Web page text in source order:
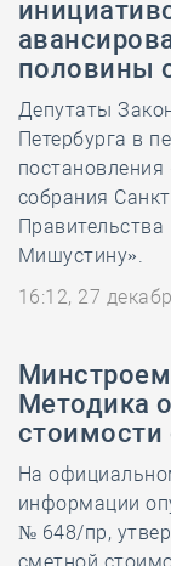
половины
Депутаты
Петербурга в
собрания
Мишустину».
16:12, 27
Методика
На
информации
№ 648/пр,